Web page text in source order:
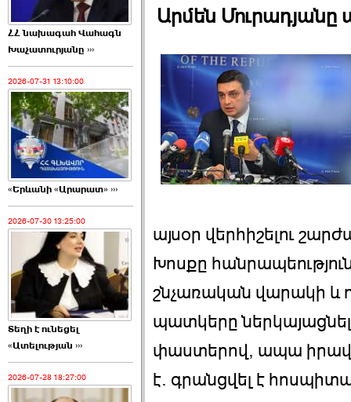
ՀՀ նախագահ Վահագն
Խաչատուրյանը ›››
2026-07-31 13:10:00
«Երևանի «Արարատ» ›››
2026-07-30 13:25:00
Տեղի է ունեցել
«Ատելության ›››
2026-07-28 18:27:00
Արմեն Մուրադյանը
այսօր վերհիշելու
Խոսքը
շնչառական վարակի և
պատկերը
փաստերով, ապա
է. գրանցվել է